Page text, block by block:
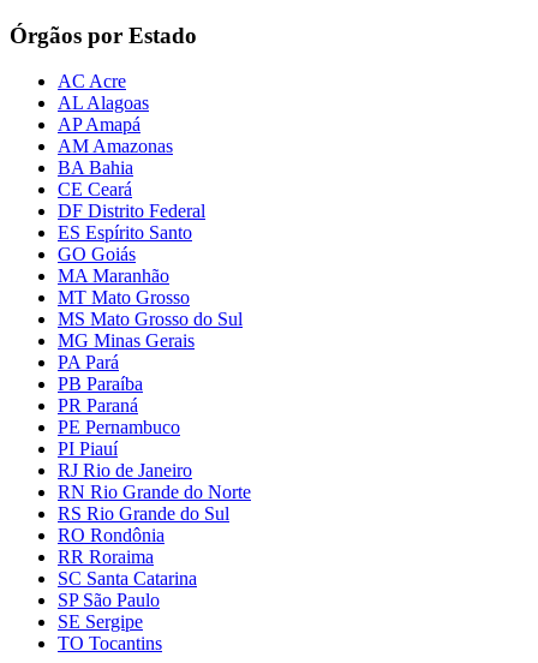
Órgãos por Estado
AC Acre
AL Alagoas
AP Amapá
AM Amazonas
BA Bahia
CE Ceará
DF Distrito Federal
ES Espírito Santo
GO Goiás
MA Maranhão
MT Mato Grosso
MS Mato Grosso do Sul
MG Minas Gerais
PA Pará
PB Paraíba
PR Paraná
PE Pernambuco
PI Piauí
RJ Rio de Janeiro
RN Rio Grande do Norte
RS Rio Grande do Sul
RO Rondônia
RR Roraima
SC Santa Catarina
SP São Paulo
SE Sergipe
TO Tocantins